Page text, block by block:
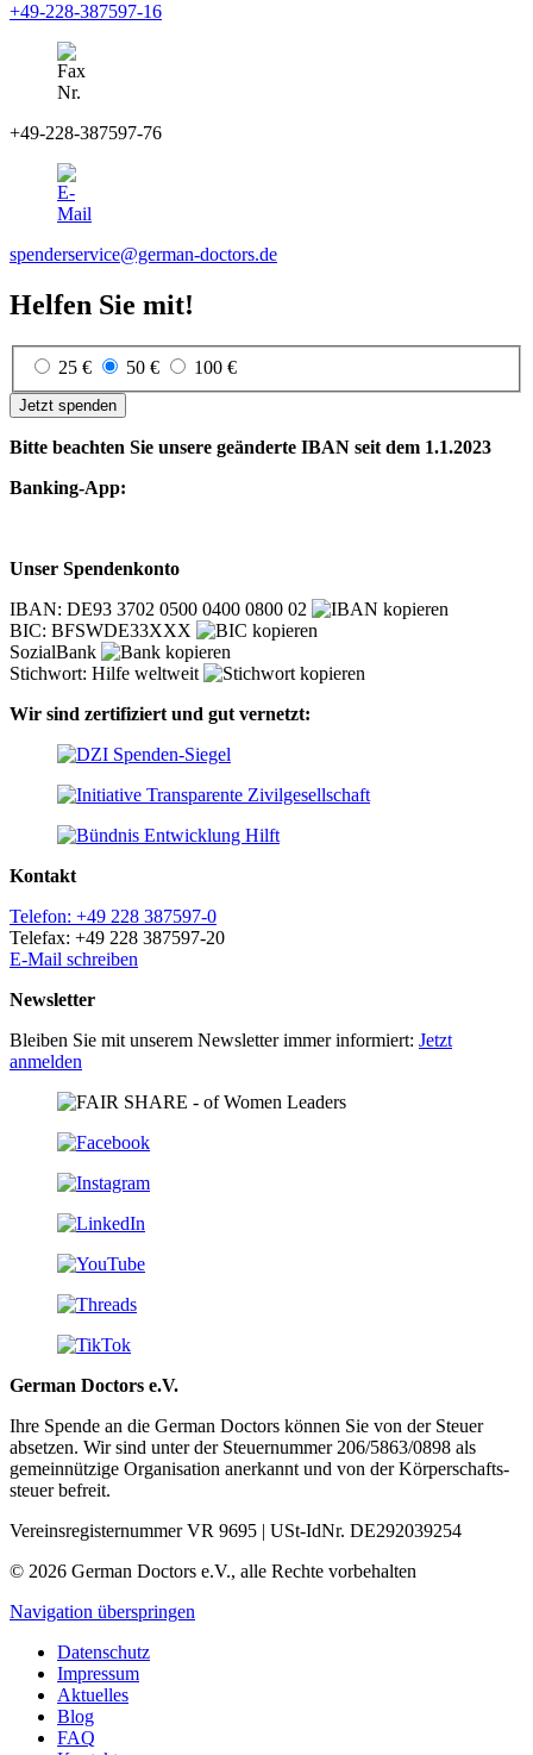
+49-228-387597-16
+49-228-387597-76
spenderservice@german-doctors.de
Helfen Sie mit!
25 € 50 € 100 €
Jetzt spenden
Bitte beachten Sie unsere geänderte IBAN seit dem 1.1.2023
Banking-App:
Unser Spendenkonto
IBAN: DE93 3702 0500 0400 0800 02
BIC: BFSWDE33XXX
SozialBank
Stichwort: Hilfe weltweit
Wir sind zertifiziert und gut vernetzt:
Kontakt
Telefon: +49 228 387597-0
Telefax: +49 228 387597-20
E-Mail schreiben
Newsletter
Bleiben Sie mit unserem Newsletter immer informiert: Jetzt
anmelden
German Doctors e.V.
Ihre Spende an die German Doctors können Sie von der Steuer
absetzen. Wir sind unter der Steuer­nummer 206/5863/0898 als
gemein­nützige Organisation aner­kannt und von der Körper­schafts­
steuer befreit.
Vereinsregisternummer VR 9695 | USt-IdNr. DE292039254
© 2026 German Doctors e.V., alle Rechte vorbehalten
Navigation überspringen
Datenschutz
Impressum
Aktuelles
Blog
FAQ